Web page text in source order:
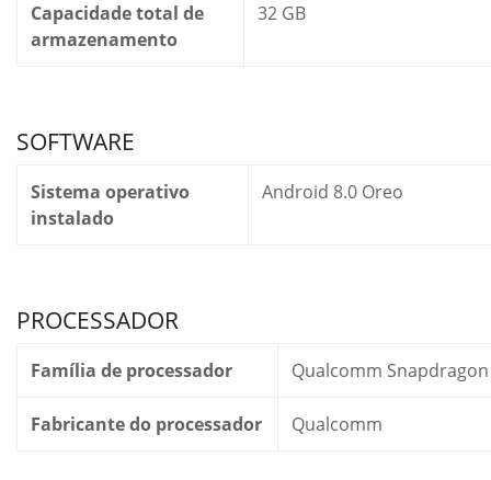
Capacidade total de
armazenamento
32 GB
SOFTWARE
Sistema operativo
instalado
Android 8.0 Oreo
PROCESSADOR
Família de processador Qualcomm Snapdragon
Fabricante do processador Qualcomm